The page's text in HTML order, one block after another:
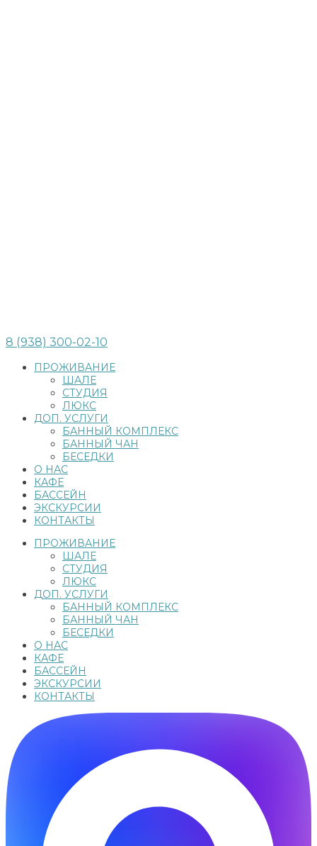
8 (938) 300-02-10
ПРОЖИВАНИЕ
ШАЛЕ
СТУДИЯ
ЛЮКС
ДОП. УСЛУГИ
БАННЫЙ КОМПЛЕКС
БАННЫЙ ЧАН
БЕСЕДКИ
О НАС
КАФЕ
БАССЕЙН
ЭКСКУРСИИ
КОНТАКТЫ
ПРОЖИВАНИЕ
ШАЛЕ
СТУДИЯ
ЛЮКС
ДОП. УСЛУГИ
БАННЫЙ КОМПЛЕКС
БАННЫЙ ЧАН
БЕСЕДКИ
О НАС
КАФЕ
БАССЕЙН
ЭКСКУРСИИ
КОНТАКТЫ